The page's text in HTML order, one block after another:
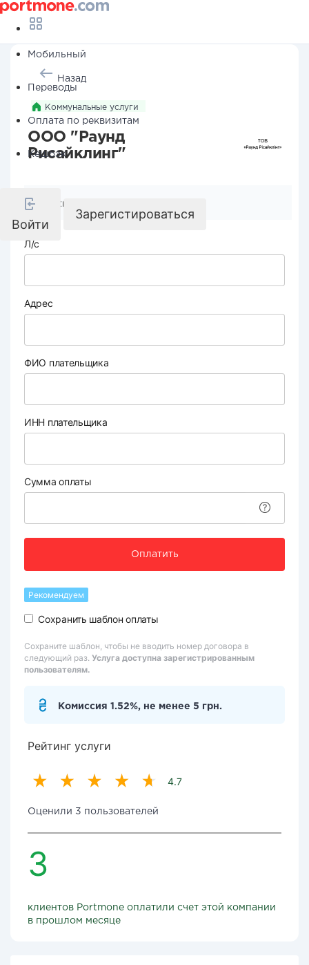
Мобильный
Переводы
Оплата по реквизитам
Кешбэк
Войти
Зарегистироваться
Назад
Коммунальные услуги
ООО "Раунд
Рисайклинг"
Реквизиты компании
Л/с
Адрес
ФИО плательщика
ИНН плательщика
Сумма оплаты
Оплатить
Рекомендуем
Сохранить шаблон оплаты
Сохраните шаблон, чтобы не вводить номер договора в
следующий раз. Услуга доступна зарегистрированным
пользователям.
Комиссия 1.52%, не менее 5 грн.
Рейтинг услуги
4.7
Оценили 3 пользователей
3
клиентов Portmone оплатили счет этой компании
в прошлом месяце